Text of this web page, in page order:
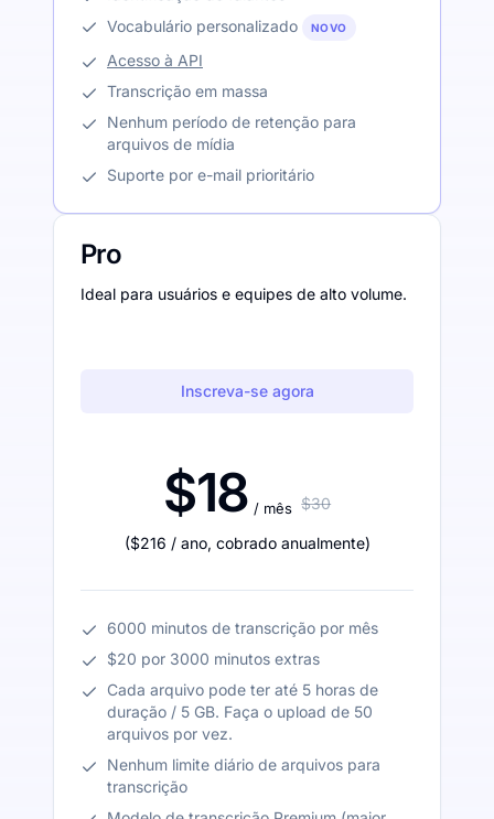
Vocabulário personalizado
NOVO
Acesso à API
Transcrição em massa
Nenhum período de retenção para
arquivos de mídia
Suporte por e-mail prioritário
Pro
Ideal para usuários e equipes de alto volume.
Inscreva-se agora
$18 / mês $30
($216 / ano, cobrado anualmente)
6000 minutos de transcrição por mês
$20 por 3000 minutos extras
Cada arquivo pode ter até 5 horas de
duração / 5 GB. Faça o upload de 50
arquivos por vez.
Nenhum limite diário de arquivos para
transcrição